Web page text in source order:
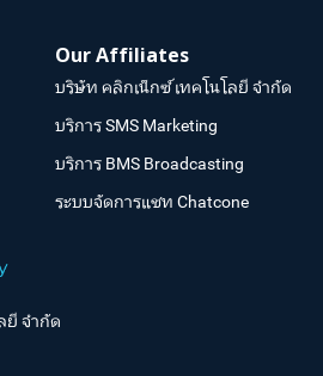
Our Affiliates
บริษัท คลิกเน็กซ์ เทคโนโลยี จำกัด
บริการ SMS Marketing
บริการ BMS Broadcasting
ระบบจัดการแชท Chatcone
ยี จำกัด